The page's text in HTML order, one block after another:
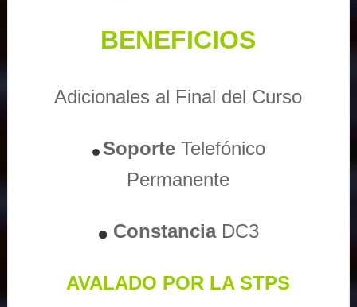
BENEFICIOS
Adicionales al Final del Curso
Soporte Telefónico
Permanente
ConstanciaDC3
AVALADO POR LA STPS